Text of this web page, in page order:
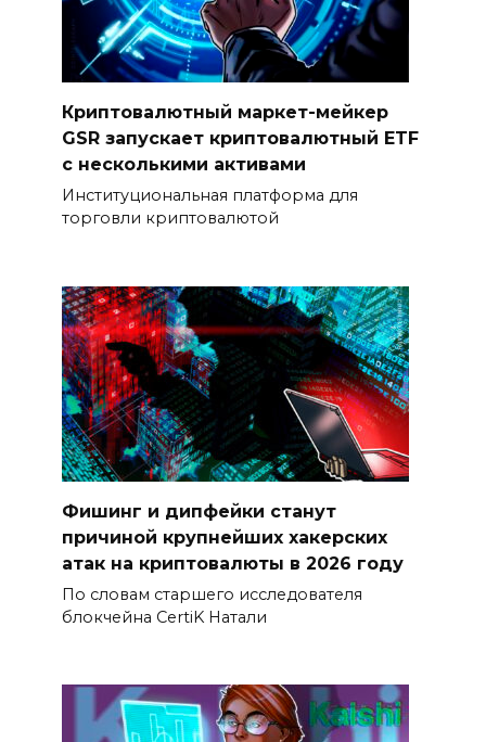
Криптовалютный маркет-мейкер
GSR запускает криптовалютный ETF
с несколькими активами
Институциональная платформа для
торговли криптовалютой
Фишинг и дипфейки станут
причиной крупнейших хакерских
атак на криптовалюты в 2026 году
По словам старшего исследователя
блокчейна CertiK Натали